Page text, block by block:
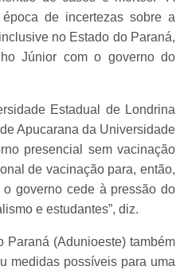
de incertezas sobre a
no Estado do Paraná,
Júnior com o governo do
Estadual de Londrina
Apucarana da Universidade
presencial sem vacinação
de vacinação para, então,
governo cede à pressão do
e estudantes”, diz.
Paraná (Adunioeste) também
medidas possíveis para uma